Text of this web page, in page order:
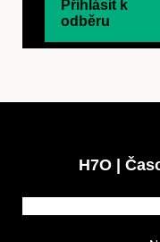
Přihlásit k
odběru
H7O |